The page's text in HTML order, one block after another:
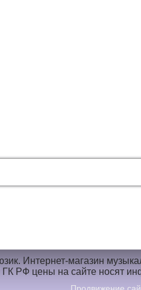
Интернет-магазин
ГК РФ цены на сайте носят